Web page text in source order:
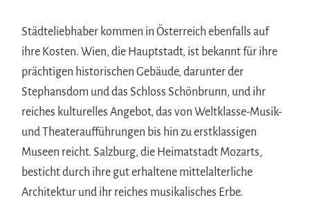
Städteliebhaber kommen in Österreich ebenfalls auf
ihre Kosten. Wien, die Hauptstadt, ist bekannt für ihre
prächtigen historischen Gebäude, darunter der
Stephansdom und das Schloss Schönbrunn, und ihr
reiches kulturelles Angebot, das von Weltklasse-Musik-
und Theateraufführungen bis hin zu erstklassigen
Museen reicht. Salzburg, die Heimatstadt Mozarts,
besticht durch ihre gut erhaltene mittelalterliche
Architektur und ihr reiches musikalisches Erbe.